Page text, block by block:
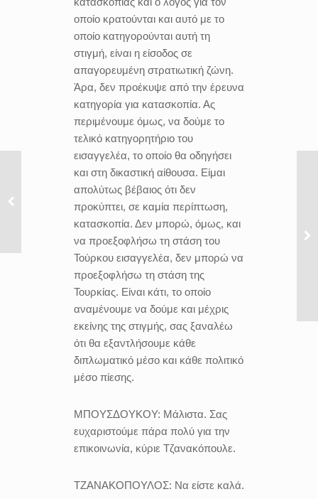
οποίο κρατούνται και αυτό με το
οποίο κατηγορούνται αυτή τη
στιγμή, είναι η είσοδος σε
απαγορευμένη στρατιωτική ζώνη.
Άρα, δεν προέκυψε από την έρευνα
κατηγορία για κατασκοπία. Ας
περιμένουμε όμως, να δούμε το
τελικό κατηγορητήριο του
εισαγγελέα, το οποίο θα οδηγήσει
και στη δικαστική αίθουσα. Είμαι
απολύτως βέβαιος ότι δεν
προκύπτει, σε καμία περίπτωση,
κατασκοπία. Δεν μπορώ, όμως, και
να προεξοφλήσω τη στάση του
Τούρκου εισαγγελέα, δεν μπορώ να
προεξοφλήσω τη στάση της
Τουρκίας. Είναι κάτι, το οποίο
αναμένουμε να δούμε και μέχρις
εκείνης της στιγμής, σας ξαναλέω
ότι θα εξαντλήσουμε κάθε
διπλωματικό μέσο και κάθε πολιτικό
μέσο πίεσης.
ΜΠΟΥΣΔΟΥΚΟΥ: Μάλιστα. Σας
ευχαριστούμε πάρα πολύ για την
επικοινωνία, κύριε Τζανακόπουλε.
ΤΖΑΝΑΚΟΠΟΥΛΟΣ: Να είστε καλά.